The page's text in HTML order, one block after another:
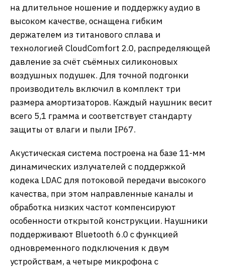
на длительное ношение и поддержку аудио в
высоком качестве, оснащена гибким
держателем из титанового сплава и
технологией CloudComfort 2.0, распределяющей
давление за счёт съёмных силиконовых
воздушных подушек. Для точной подгонки
производитель включил в комплект три
размера амортизаторов. Каждый наушник весит
всего 5,1 грамма и соответствует стандарту
защиты от влаги и пыли IP67.
Акустическая система построена на базе 11-мм
динамических излучателей с поддержкой
кодека LDAC для потоковой передачи высокого
качества, при этом направленные каналы и
обработка низких частот компенсируют
особенности открытой конструкции. Наушники
поддерживают Bluetooth 6.0 с функцией
одновременного подключения к двум
устройствам, а четыре микрофона с